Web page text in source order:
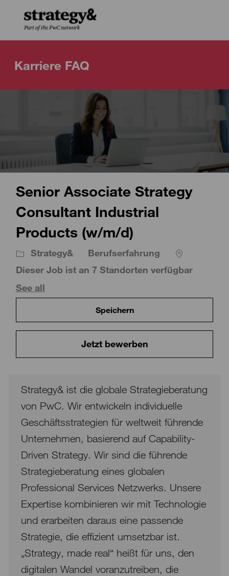
Skip to main content
Skip to main content
Karriere FAQ
Senior Associate Strategy
Consultant Industrial
Products (w/m/d)
Strategy&
Berufserfahrung
Dieser Job ist an 7 Standorten verfügbar
See all
Speichern
Jetzt bewerben
Strategy& ist die globale Strategieberatung
von PwC. Wir entwickeln individuelle
Geschäftsstrategien für weltweit führende
Unternehmen, basierend auf Capability-
Driven Strategy. Wir sind die führende
Strategieberatung eines globalen
Professional Services Netzwerks. Unsere
Expertise kombinieren wir mit Technologie
und erarbeiten daraus eine passende
Strategie, die effizient umsetzbar ist.
„Strategy, made real“ heißt für uns, den
digitalen Wandel voranzutreiben, die